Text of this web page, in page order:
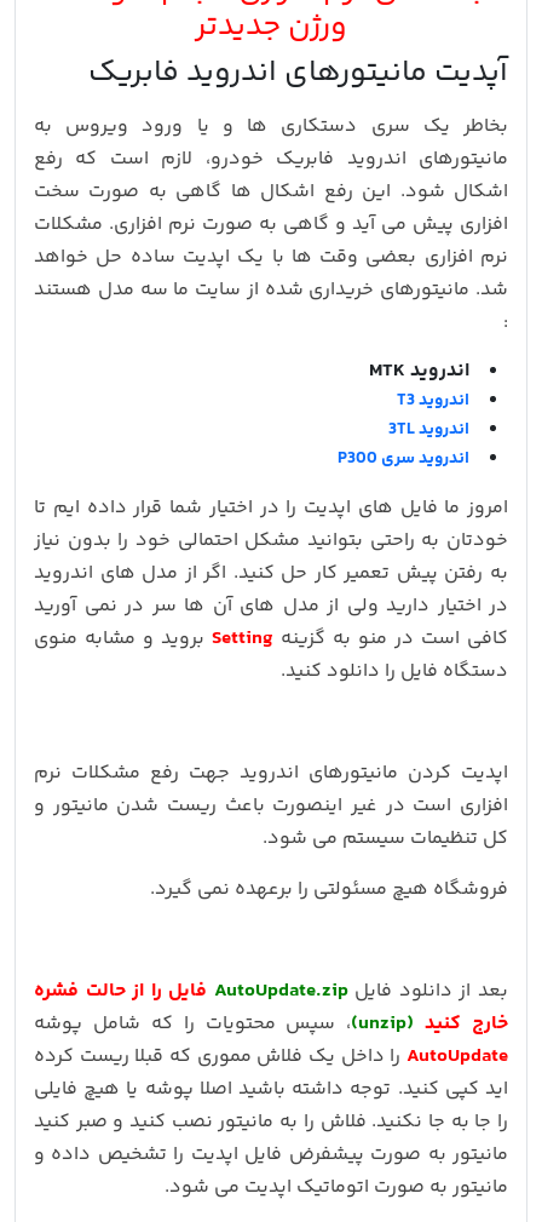
ورژن جدیدتر
آپدیت مانیتورهای اندروید فابریک
بخاطر یک سری دستکاری ها و یا ورود ویروس به
مانیتورهای اندروید فابریک خودرو، لازم است که رفع
اشکال شود. این رفع اشکال ها گاهی به صورت سخت
افزاری پیش می آید و گاهی به صورت نرم افزاری. مشکلات
نرم افزاری بعضی وقت ها با یک اپدیت ساده حل خواهد
شد. مانیتورهای خریداری شده از سایت ما سه مدل هستند
:
اندروید MTK
اندروید T3
اندروید 3TL
اندروید سری P300
امروز ما فایل های اپدیت را در اختیار شما قرار داده ایم تا
خودتان به راحتی بتوانید مشکل احتمالی خود را بدون نیاز
به رفتن پیش تعمیر کار حل کنید. اگر از مدل های اندروید
در اختیار دارید ولی از مدل های آن ها سر در نمی آورید
کافی است در منو به گزینه Setting بروید و مشابه منوی
دستگاه فایل را دانلود کنید.
اپدیت کردن مانیتورهای اندروید جهت رفع مشکلات نرم
افزاری است در غیر اینصورت باعث ریست شدن مانیتور و
کل تنظیمات سیستم می شود.
فروشگاه هیچ مسئولتی را برعهده نمی گیرد.
بعد از دانلود فایلAutoUpdate.zip فایل را از حالت فشره
خارج کنید (unzip)
، سپس محتویات را که شامل پوشه
AutoUpdate را داخل یک فلاش مموری که قبلا ریست کرده
اید کپی کنید. توجه داشته باشید اصلا پوشه یا هیچ فایلی
را جا به جا نکنید. فلاش را به مانیتور نصب کنید و صبر کنید
مانیتور به صورت پیشفرض فایل اپدیت را تشخیص داده و
مانیتور به صورت اتوماتیک اپدیت می شود.